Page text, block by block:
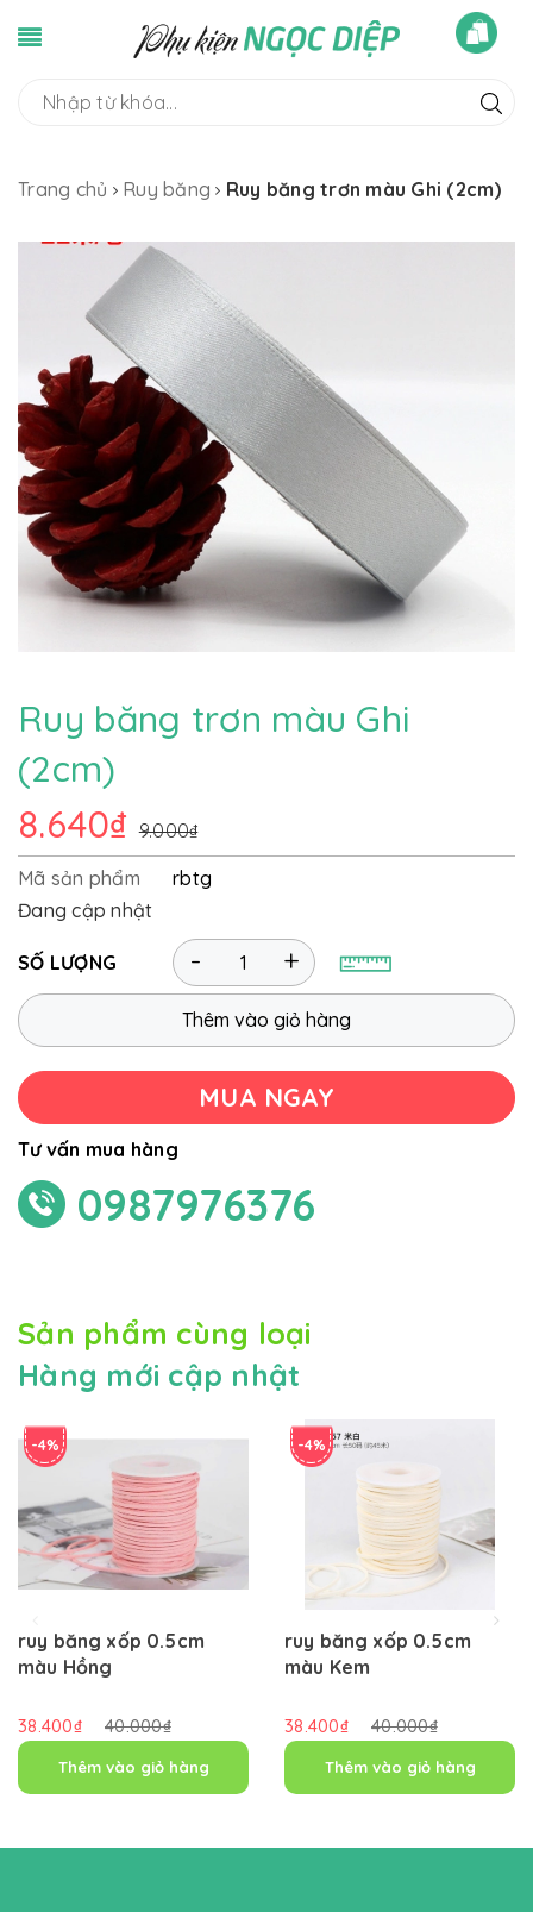
Trang chủ Ruy băng Ruy băng trơn màu Ghi (2cm)
Ruy băng trơn màu Ghi
(2cm)
8.640₫ 9.000₫
Mã sản phẩm
rbtg
Đang cập nhật
SỐ LƯỢNG +
-
Thêm vào giỏ hàng
MUA NGAY
Tư vấn mua hàng
0987976376
Sản phẩm cùng loại
Hàng mới cập nhật
-4%
ruy băng xốp 0.5cm
màu Hồng
38.400₫ 40.000₫
Thêm vào giỏ hàng
-4%
ruy băng xốp 0.5cm
màu Kem
38.400₫ 40.000₫
Thêm vào giỏ hàng